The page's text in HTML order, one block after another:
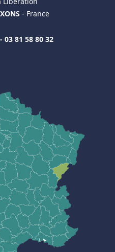
- France
03 81 58 80 32